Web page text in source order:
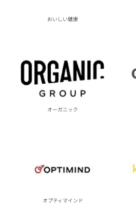
おいしい健康
オーガニック
オプティマインド